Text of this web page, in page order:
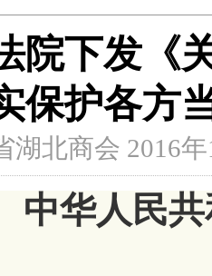
院下发《
保护各方
湖北商会 2016
中华人民